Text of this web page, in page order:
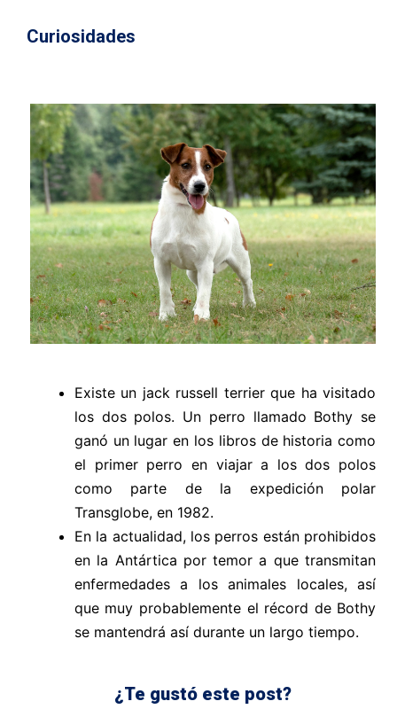
Curiosidades
Existe un jack russell terrier que ha visitado
los dos polos. Un perro llamado Bothy se
ganó un lugar en los libros de historia como
el primer perro en viajar a los dos polos
como parte de la expedición polar
Transglobe, en 1982.
En la actualidad, los perros están prohibidos
en la Antártica por temor a que transmitan
enfermedades a los animales locales, así
que muy probablemente el récord de Bothy
se mantendrá así durante un largo tiempo.
¿Te gustó este post?